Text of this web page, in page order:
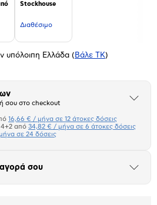
Stockhouse
Διαθέσιμο
υπόλοιπη Ελλάδα ( Βάλε ΤΚ)
σου στο checkout
Άνοιξε
κάρτα
Μήνα Μήνα
16,66 € / μήνα σε 12 άτοκες δόσεις
από 34,82 € / μήνα σε 6 άτοκες δόσεις
σε 24 δόσεις
σου
Άνοιξε